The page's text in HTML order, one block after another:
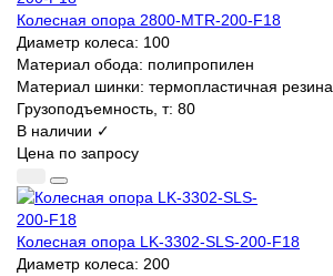
Колесная опора 2800-MTR-200-F18
Диаметр колеса: 100
Материал обода: полипропилен
Материал шинки: термопластичная резина
Грузоподъемность, т: 80
В наличии ✓
Цена по запросу
Колесная опора LK-3302-SLS-200-F18
Диаметр колеса: 200